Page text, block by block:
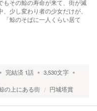
もその鯨の寿命が来て、街が滅
少し変わり者の少女だけが、
「鯨のそばに一人くらい居て
完結済 1話 3,530文字
の上にある街 円城塔賞